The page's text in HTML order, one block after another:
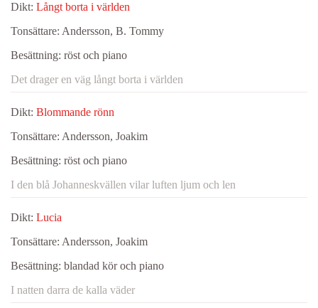
Dikt: Långt borta i världen
Tonsättare: Andersson, B. Tommy
Besättning: röst och piano
Det drager en väg långt borta i världen
Dikt: Blommande rönn
Tonsättare: Andersson, Joakim
Besättning: röst och piano
I den blå Johanneskvällen vilar luften ljum och len
Dikt: Lucia
Tonsättare: Andersson, Joakim
Besättning: blandad kör och piano
I natten darra de kalla väder